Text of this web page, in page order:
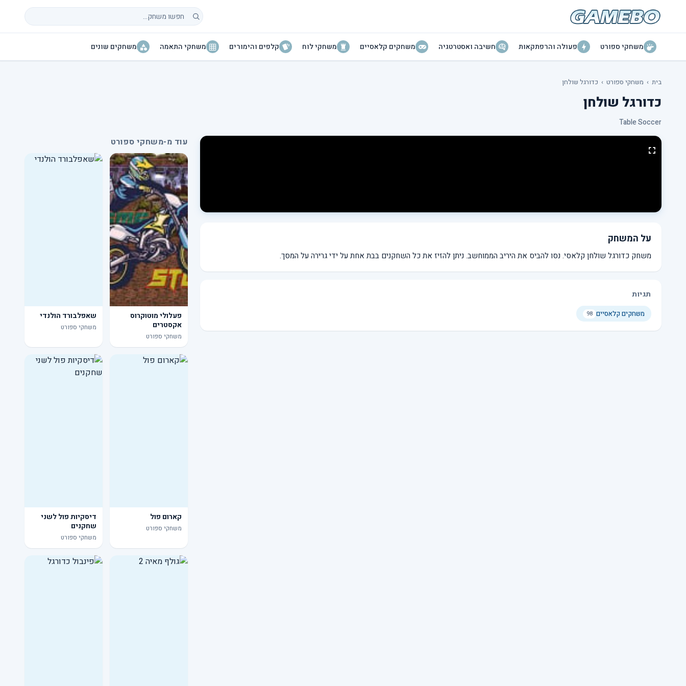
חיפוש משחקים
משחקי ספורט פעולה והרפתקאות חשיבה ואסטרטגיה משחקים קלאסיים משחקי לוח קלפים והימורים משחקי התאמה משחקים שונים
בית › משחקי ספורט › כדורגל שולחן
כדורגל שולחן
Table Soccer
על המשחק
משחק כדורגל שולחן קלאסי. נסו להביס את היריב הממוחשב. ניתן להזיז את כל השחקנים בבת אחת על ידי גרירה על המסך.
תגיות
משחקים קלאסיים 98
עוד מ-משחקי ספורט
פעלולי מוטוקרוס
אקסטרים
משחקי ספורט
שאפלבורד הולנדי
משחקי ספורט
קארום פול
משחקי ספורט
דיסקיות פול לשני
שחקנים
משחקי ספורט